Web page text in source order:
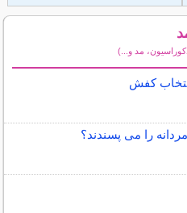
مد و...)
کفش
را می پسندند؟